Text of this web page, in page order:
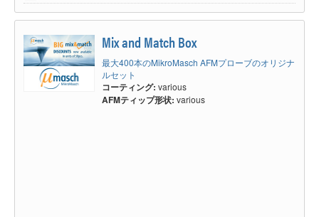
Mix and Match Box
最大400本のMikroMasch AFMプローブのオリジナ
ルセット
コーティング: various
AFMティップ形状: various